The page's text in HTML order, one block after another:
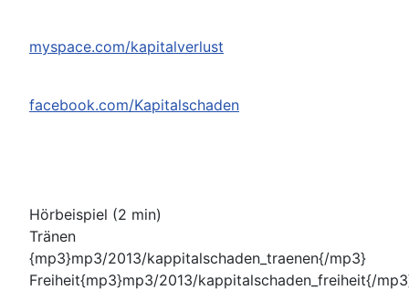
myspace.com/kapitalverlust
facebook.com/Kapitalschaden
Hörbeispiel (2 min)
Tränen
{mp3}mp3/2013/kappitalschaden_traenen{/mp3}
Freiheit{mp3}mp3/2013/kappitalschaden_freiheit{/